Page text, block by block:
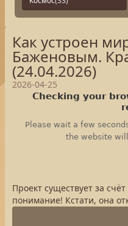
Как устроен
Баженовым.
(24.04.2026)
2026-04-25
Проект существует за
понимание! Кстати, она